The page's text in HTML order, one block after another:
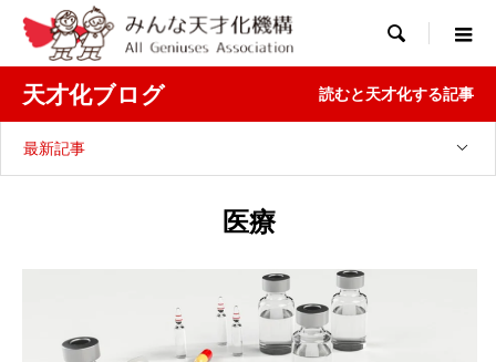

天才化ブログ 読むと天才化する記事
最新記事
医療